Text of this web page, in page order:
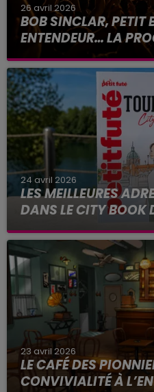
26 avril 2026
BOB SINCLAR, PETIT
ENTENDEUR… LA
24 avril 2026
LES MEILLEURES
DANS LE CITY BOOK
23 avril 2026
LE CAFÉ DES
CONVIVIALITÉ À